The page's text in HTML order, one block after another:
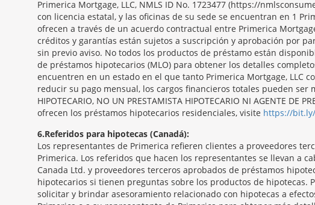
Primerica Mortgage, LLC, NMLS ID No. 1723477 (https://
con licencia estatal, y las oficinas de su sede se encuentran en 1
ofrecen a través de un acuerdo contractual entre Primerica
créditos y garantías están sujetos a suscripción y aprobación por
sin previo aviso. No todos los productos de préstamo están
de préstamos hipotecarios (MLO) para obtener los detalles
encuentren en un estado en el que tanto Primerica Mortgage, LLC
reducir su pago mensual, los cargos financieros totales pueden ser
HIPOTECARIO, NO UN PRESTAMISTA HIPOTECARIO NI AGENTE
ofrecen los préstamos hipotecarios residenciales, visite https://
6 Referidos para hipotecas (Canadá):
Los representantes de Primerica refieren clientes a proveedores
Primerica. Los referidos que hacen los representantes se llevan a
Canada Ltd. y proveedores terceros aprobados de préstamos
hipotecarios si tienen preguntas sobre los productos de hipotecas.
solicitar y brindar asesoramiento relacionado con hipotecas a